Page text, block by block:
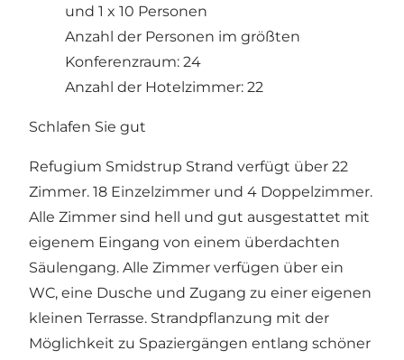
und 1 x 10 Personen
Anzahl der Personen im größten
Konferenzraum: 24
Anzahl der Hotelzimmer: 22
Schlafen Sie gut
Refugium Smidstrup Strand verfügt über 22
Zimmer. 18 Einzelzimmer und 4 Doppelzimmer.
Alle Zimmer sind hell und gut ausgestattet mit
eigenem Eingang von einem überdachten
Säulengang. Alle Zimmer verfügen über ein
WC, eine Dusche und Zugang zu einer eigenen
kleinen Terrasse. Strandpflanzung mit der
Möglichkeit zu Spaziergängen entlang schöner